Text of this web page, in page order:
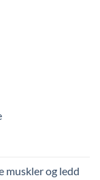
muskler og ledd